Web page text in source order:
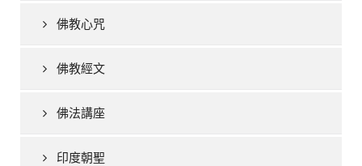
佛教心咒
佛教經文
佛法講座
印度朝聖